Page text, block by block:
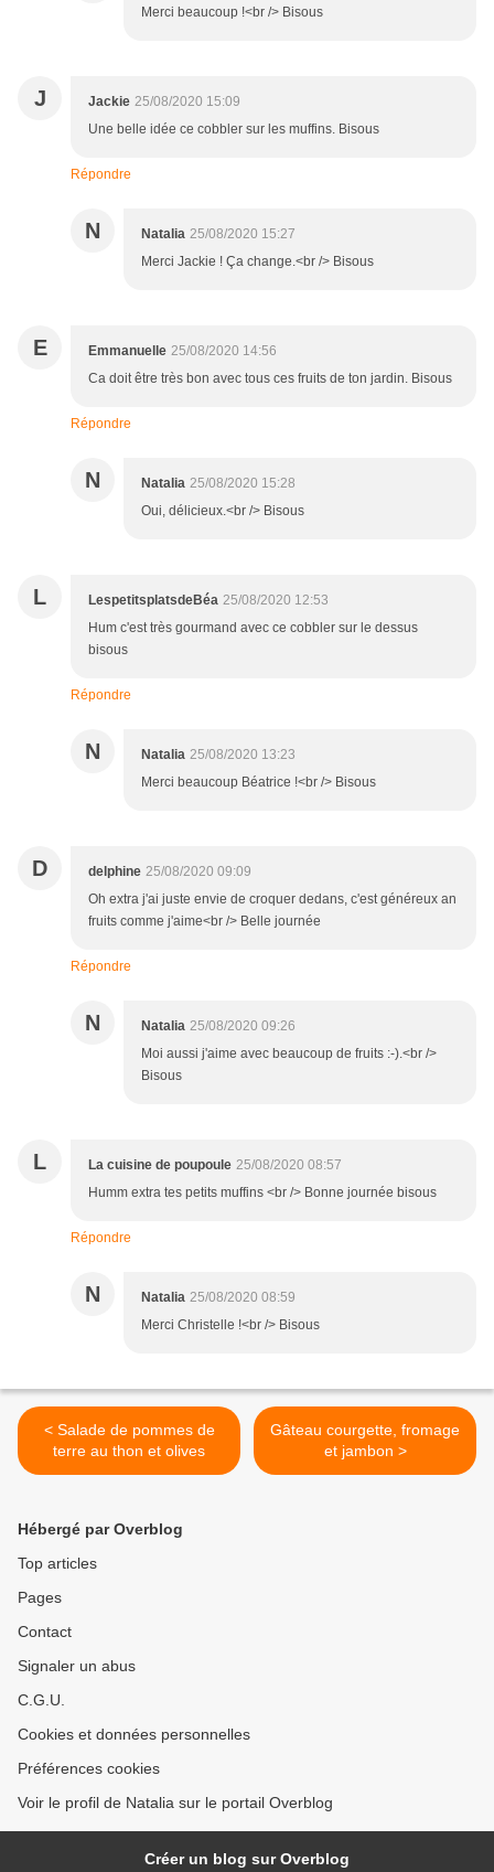
Merci beaucoup !<br /> Bisous
J Jackie 25/08/2020 15:09
Une belle idée ce cobbler sur les muffins. Bisous
Répondre
N Natalia 25/08/2020 15:27
Merci Jackie ! Ça change.<br /> Bisous
E Emmanuelle 25/08/2020 14:56
Ca doit être très bon avec tous ces fruits de ton jardin. Bisous
Répondre
N Natalia 25/08/2020 15:28
Oui, délicieux.<br /> Bisous
L LespetitsplatsdeBéa 25/08/2020 12:53
Hum c'est très gourmand avec ce cobbler sur le dessus
bisous
Répondre
N Natalia 25/08/2020 13:23
Merci beaucoup Béatrice !<br /> Bisous
D delphine 25/08/2020 09:09
Oh extra j'ai juste envie de croquer dedans, c'est généreux an
fruits comme j'aime<br /> Belle journée
Répondre
N Natalia 25/08/2020 09:26
Moi aussi j'aime avec beaucoup de fruits :-).<br />
Bisous
L La cuisine de poupoule 25/08/2020 08:57
Humm extra tes petits muffins <br /> Bonne journée bisous
Répondre
N Natalia 25/08/2020 08:59
Merci Christelle !<br /> Bisous
< Salade de pommes de
terre au thon et olives
Gâteau courgette, fromage
et jambon >
Hébergé par Overblog
Top articles
Pages
Contact
Signaler un abus
C.G.U.
Cookies et données personnelles
Préférences cookies
Voir le profil de Natalia sur le portail Overblog
Créer un blog sur Overblog